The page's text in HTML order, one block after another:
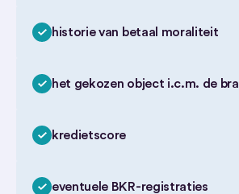
historie van betaal moraliteit
het gekozen object i.c.m. de
kredietscore
eventuele BKR-registraties